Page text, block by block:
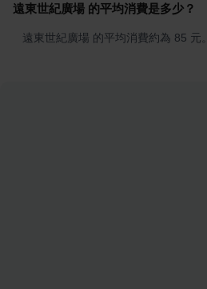
遠東世紀廣場 的平均消費是多少？
遠東世紀廣場 的平均消費約為 85 元。